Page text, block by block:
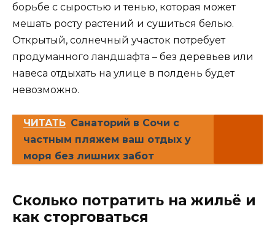
борьбе с сыростью и тенью, которая может
мешать росту растений и сушиться белью.
Открытый, солнечный участок потребует
продуманного ландшафта – без деревьев или
навеса отдыхать на улице в полдень будет
невозможно.
ЧИТАТЬ Санаторий в Сочи с
частным пляжем ваш отдых у
моря без лишних забот
Сколько потратить на жильё и
как сторговаться